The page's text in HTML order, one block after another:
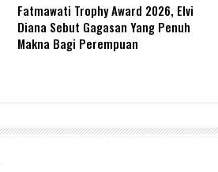
Fatmawati Trophy Award 2026, Elvi
Diana Sebut Gagasan Yang Penuh
Makna Bagi Perempuan